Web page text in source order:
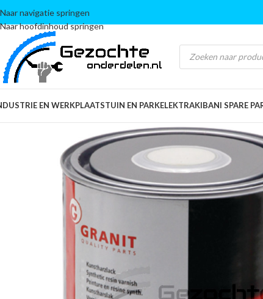
Naar navigatie springen
Naar hoofdinhoud springen
EN WERKPLAATSTUIN EN PARKELEKTRAKIBANI SPARE